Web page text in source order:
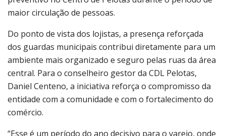
maior circulação de pessoas.
Do ponto de vista dos lojistas, a presença reforçada
dos guardas municipais contribui diretamente para um
ambiente mais organizado e seguro pelas ruas da área
central. Para o conselheiro gestor da CDL Pelotas,
Daniel Centeno, a iniciativa reforça o compromisso da
entidade com a comunidade e com o fortalecimento do
comércio.
“Esse é um período do ano decisivo para o varejo, onde